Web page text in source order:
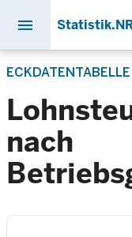
zum
Inhalt
menu
ECKDATENTABELLE
nach